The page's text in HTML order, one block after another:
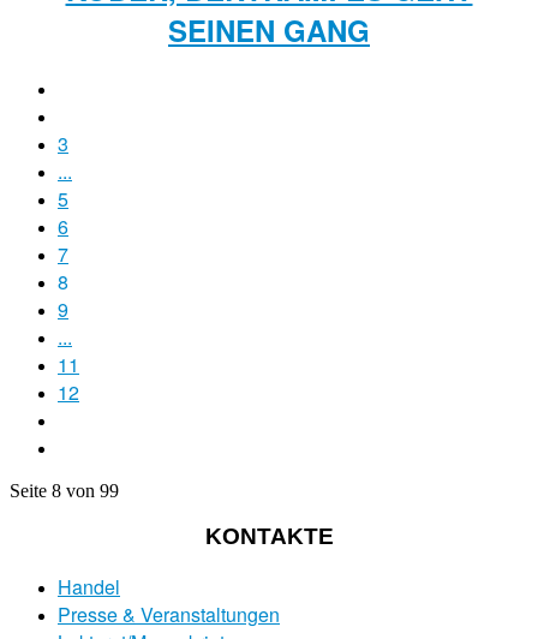
SEINEN GANG
3
...
5
6
7
8
9
...
11
12
Seite 8 von 99
KONTAKTE
Handel
Presse & Veranstaltungen